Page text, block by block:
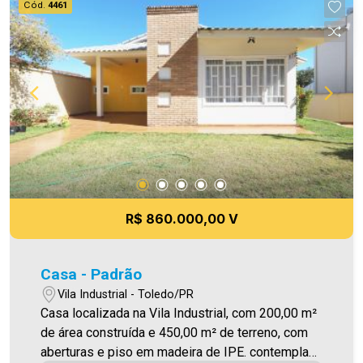
Cód. 4461
R$ 860.000,00 V
Casa - Padrão
Vila Industrial - Toledo/PR
Casa localizada na Vila Industrial, com 200,00 m²
de área construída e 450,00 m² de terreno, com
aberturas e piso em madeira de IPE. contempla